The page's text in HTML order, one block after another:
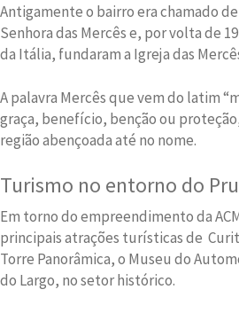
Antigamente o bairro era chamado
Senhora das Mercês e, por volta de
da Itália, fundaram a Igreja das
A palavra Mercês que vem do latim
graça, benefício, benção ou
região abençoada até no nome.
Turismo no entorno do
Em torno do empreendimento da
principais atrações turísticas de
Torre Panorâmica, o Museu do
do Largo, no setor histórico.